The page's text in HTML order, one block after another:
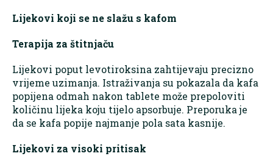
Lijekovi koji se ne slažu s kafom
Terapija za štitnjaču
Lijekovi poput levotiroksina zahtijevaju precizno
vrijeme uzimanja. Istraživanja su pokazala da kafa
popijena odmah nakon tablete može prepoloviti
količinu lijeka koju tijelo apsorbuje. Preporuka je
da se kafa popije najmanje pola sata kasnije.
Lijekovi za visoki pritisak